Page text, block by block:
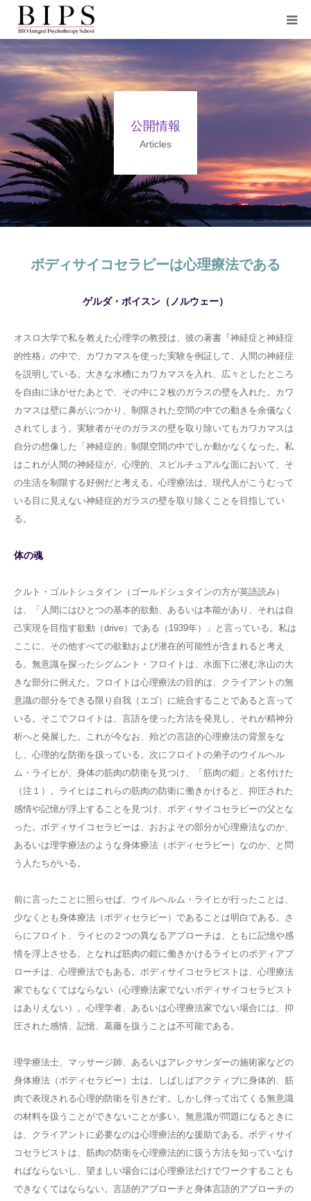
公開情報
Articles
ボディサイコセラピーは心理療法である
ゲルダ・ボイスン（ノルウェー）
オスロ大学で私を教えた心理学の教授は、彼の著書『神経症と神経症
的性格』の中で、カワカマスを使った実験を例証して、人間の神経症
を説明している。大きな水槽にカワカマスを入れ、広々としたところ
を自由に泳がせたあとで、その中に２枚のガラスの壁を入れた。カワ
カマスは壁に鼻がぶつかり、制限された空間の中での動きを余儀なく
されてしまう。実験者がそのガラスの壁を取り除いてもカワカマスは
自分の想像した「神経症的」制限空間の中でしか動かなくなった。私
はこれが人間の神経症が、心理的、スピルチュアルな面において、そ
の生活を制限する好例だと考える。心理療法は、現代人がこうむって
いる目に見えない神経症的ガラスの壁を取り除くことを目指してい
る。
体の魂
クルト・ゴルトシュタイン（ゴールドシュタインの方が英語読み）
は、「人間にはひとつの基本的欲動、あるいは本能があり、それは自
己実現を目指す欲動（drive）である（1939年）」と言っている。私は
ここに、その他すべての欲動および潜在的可能性が含まれると考え
る。無意識を探ったシグムント・フロイトは、水面下に潜む氷山の大
きな部分に例えた。フロイトは心理療法の目的は、クライアントの無
意識の部分をできる限り自我（エゴ）に統合することであると言って
いる。そこでフロイトは、言語を使った方法を発見し、それが精神分
析へと発展した。これが今なお、殆どの言語的心理療法の背景をな
し、心理的な防衛を扱っている。次にフロイトの弟子のウイルヘル
ム・ライヒが、身体の筋肉の防衛を見つけ、「筋肉の鎧」と名付けた
（注１）。ライヒはこれらの筋肉の防衛に働きかけると、抑圧された
感情や記憶が浮上することを見つけ、ボディサイコセラピーの父とな
った。ボディサイコセラピーは、おおよその部分が心理療法なのか、
あるいは理学療法のような身体療法（ボディセラピー）なのか、と問
う人たちがいる。
前に言ったことに照らせば、ウイルヘルム・ライヒが行ったことは、
少なくとも身体療法（ボディセラピー）であることは明白である。さ
らにフロイト、ライヒの２つの異なるアプローチは、ともに記憶や感
情を浮上させる。となれば筋肉の鎧に働きかけるライヒのボディアプ
ローチは、心理療法でもある。ボディサイコセラピストは、心理療法
家でもなくてはならない（心理療法家でないボディサイコセラピスト
はありえない）。心理学者、あるいは心理療法家でない場合には、抑
圧された感情、記憶、葛藤を扱うことは不可能である。
理学療法士、マッサージ師、あるいはアレクサンダーの施術家などの
身体療法（ボディセラピー）士は、しばしばアクティブに身体的、筋
肉で表現される心理的防衛を引きだす。しかし伴って出てくる無意識
の材料を扱うことができないことが多い。無意識が問題になるときに
は、クライアントに必要なのは心理療法的な援助である。ボディサイ
コセラピストは、筋肉の防衛を心理療法的に扱う方法を知っていなけ
ればならないし、望ましい場合には心理療法だけでワークすることも
できなくてはならない。言語的アプローチと身体言語的アプローチの
HOME
BIPSについて
活動案内
トレーニングのご案内
公開情報
お問い合わせ